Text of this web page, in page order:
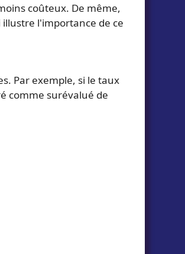
coûteux. De même,
l'importance de ce
Par exemple, si le taux
comme surévalué de